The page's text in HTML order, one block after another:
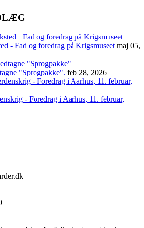
- Fad og foredrag på Krigsmuseet maj 05,
"Sprogpakke". feb 28, 2026
- Foredrag i Aarhus, 11. februar,